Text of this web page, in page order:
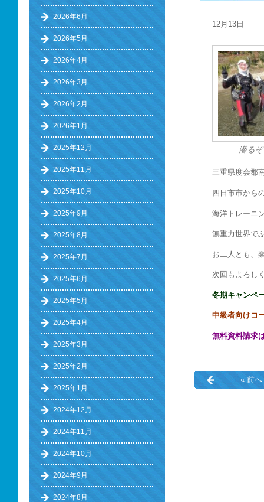
12月13日
潜る
三重県度会郡
四日市市から
海洋トレーニ
無重力世界で
お二人とも、
次回もよろし
冬期キャンペ
中級者向けコ
無料資料請求
« 前へ
2026年6月
2026年5月
2026年4月
2026年3月
2026年2月
2026年1月
2025年12月
2025年11月
2025年10月
2025年9月
2025年8月
2025年7月
2025年6月
2025年5月
2025年4月
2025年3月
2025年2月
2025年1月
2024年12月
2024年11月
2024年10月
2024年9月
2024年8月